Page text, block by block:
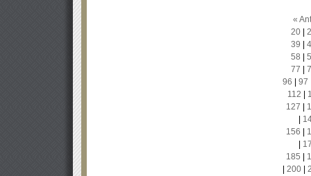
«
20|
39
58
77
96
97
112
127
156
185
200|